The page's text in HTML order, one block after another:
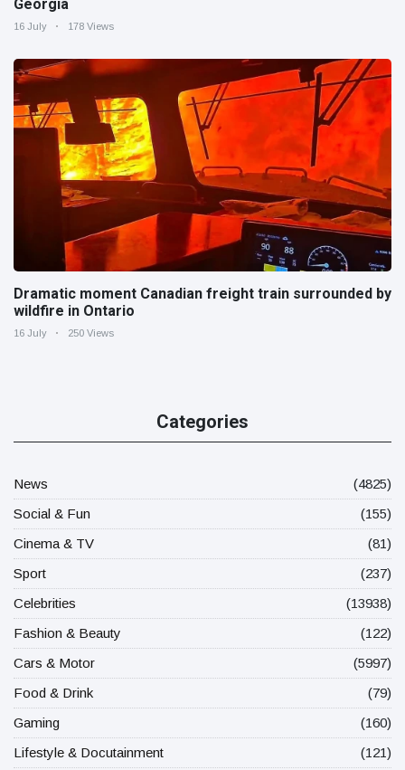
Georgia
16 July 178 Views
Dramatic moment Canadian freight train surrounded by
wildfire in Ontario
16 July 250 Views
Categories
News
(4825)
Social & Fun
(155)
Cinema & TV
(81)
Sport
(237)
Celebrities
(13938)
Fashion & Beauty
(122)
Cars & Motor
(5997)
Food & Drink
(79)
Gaming
(160)
Lifestyle & Docutainment
(121)